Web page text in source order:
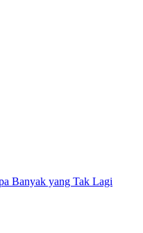
Banyak yang Tak Lagi